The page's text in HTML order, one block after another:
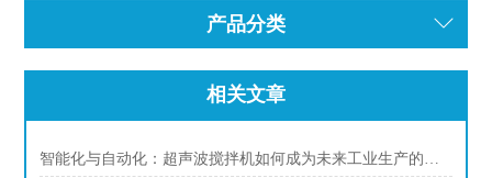
产品分类
相关文章
智能化与自动化：超声波搅拌机如何成为未来工业生产的核心装备？